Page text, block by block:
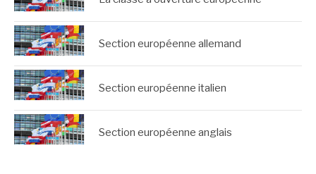
Section européenne allemand
Section européenne italien
Section européenne anglais